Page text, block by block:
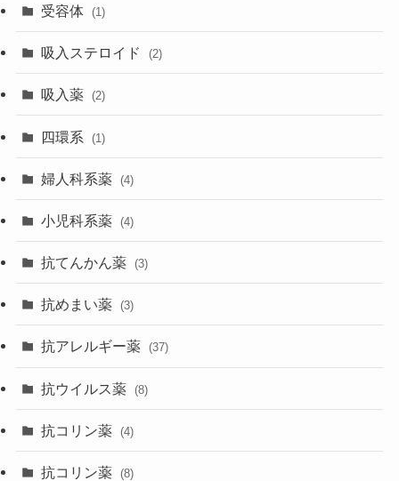
受容体 (1)
吸入ステロイド (2)
吸入薬 (2)
四環系 (1)
婦人科系薬 (4)
小児科系薬 (4)
抗てんかん薬 (3)
抗めまい薬 (3)
抗アレルギー薬 (37)
抗ウイルス薬 (8)
抗コリン薬 (4)
抗コリン薬 (8)